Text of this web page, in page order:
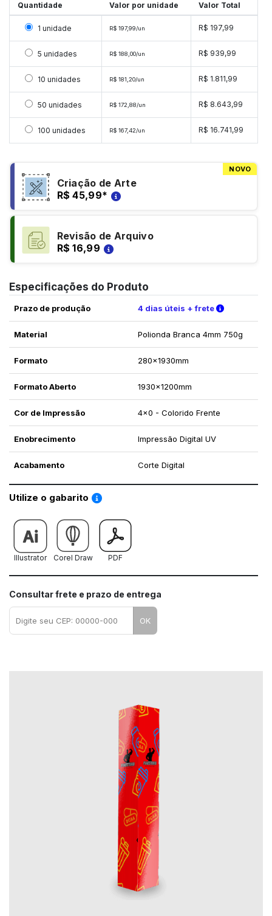
Quantidade Valor por unidade Valor Total
Selecionar 1 unidade
1 unidade R$ 197,99/un R$ 197,99
Selecionar 5 unidades
5 unidades R$ 188,00/un R$ 939,99
Selecionar 10 unidades
10 unidades R$ 181,20/un R$ 1.811,99
Selecionar 50 unidades
50 unidades R$ 172,88/un R$ 8.643,99
Selecionar 100 unidades
100 unidades R$ 167,42/un R$ 16.741,99
NOVO
Criação de Arte
R$ 45,99*
Revisão de Arquivo
R$ 16,99
Especificações do Produto
Prazo de produção 4 dias úteis + frete Verifique
Material Polionda Branca 4mm 750g
Formato 280x1930mm
Formato Aberto 1930x1200mm
Cor de Impressão 4x0 - Colorido Frente
Enobrecimento Impressão Digital UV
Acabamento Corte Digital
Utilize o gabarito Saiba como utilizar os nossos gabaritos
Illustrator Corel Draw PDF
Consultar frete e prazo de entrega
OK